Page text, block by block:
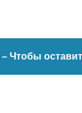
– Чтобы